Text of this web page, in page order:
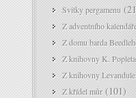
Svitky pergamenu
Z adventního
Z domu barda
Z knihovny K.
Z knihovny
Z křídel můr (101)